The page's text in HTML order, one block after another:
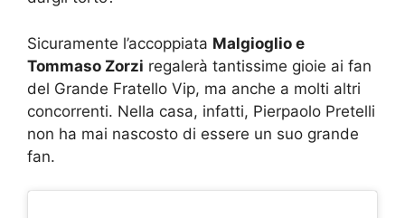
Sicuramente l’accoppiata Malgioglio e
Tommaso Zorzi regalerà tantissime gioie ai fan
del Grande Fratello Vip, ma anche a molti altri
concorrenti. Nella casa, infatti, Pierpaolo Pretelli
non ha mai nascosto di essere un suo grande
fan.